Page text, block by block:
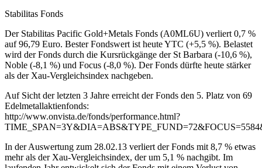
Stabilitas Fonds
Der Stabilitas Pacific Gold+Metals Fonds (A0ML6U) verliert 0,7 %
auf 96,79 Euro. Bester Fondswert ist heute YTC (+5,5 %). Belastet
wird der Fonds durch die Kursrückgänge der St Barbara (-10,6 %),
Noble (-8,1 %) und Focus (-8,0 %). Der Fonds dürfte heute stärker
als der Xau-Vergleichsindex nachgeben.
Auf Sicht der letzten 3 Jahre erreicht der Fonds den 5. Platz von 69
Edelmetallaktienfonds:
http://www.onvista.de/fonds/performance.html?
In der Auswertung zum 28.02.13 verliert der Fonds mit 8,7 % etwas
mehr als der Xau-Vergleichsindex, der um 5,1 % nachgibt. Im